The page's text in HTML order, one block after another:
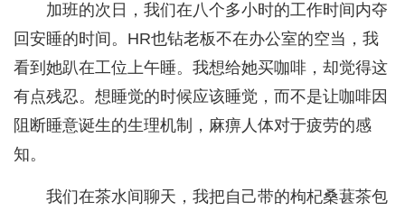
加班的次日，我们在八个多小时的工作时间内夺
回安睡的时间。HR也钻老板不在办公室的空当，我
看到她趴在工位上午睡。我想给她买咖啡，却觉得这
有点残忍。想睡觉的时候应该睡觉，而不是让咖啡因
阻断睡意诞生的生理机制，麻痹人体对于疲劳的感
知。
我们在茶水间聊天，我把自己带的枸杞桑葚茶包